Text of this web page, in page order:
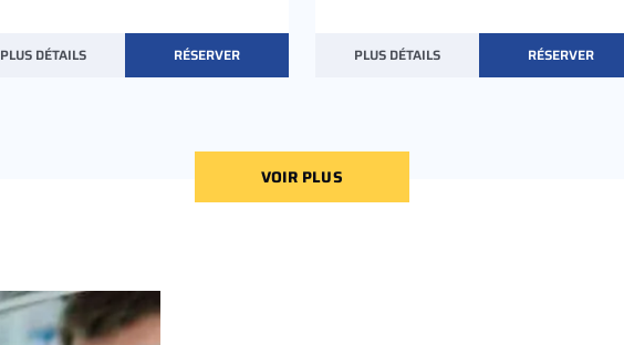
PLUS DÉTAILS RÉSERVER PLUS DÉTAILS RÉSERVER
VOIR PLUS